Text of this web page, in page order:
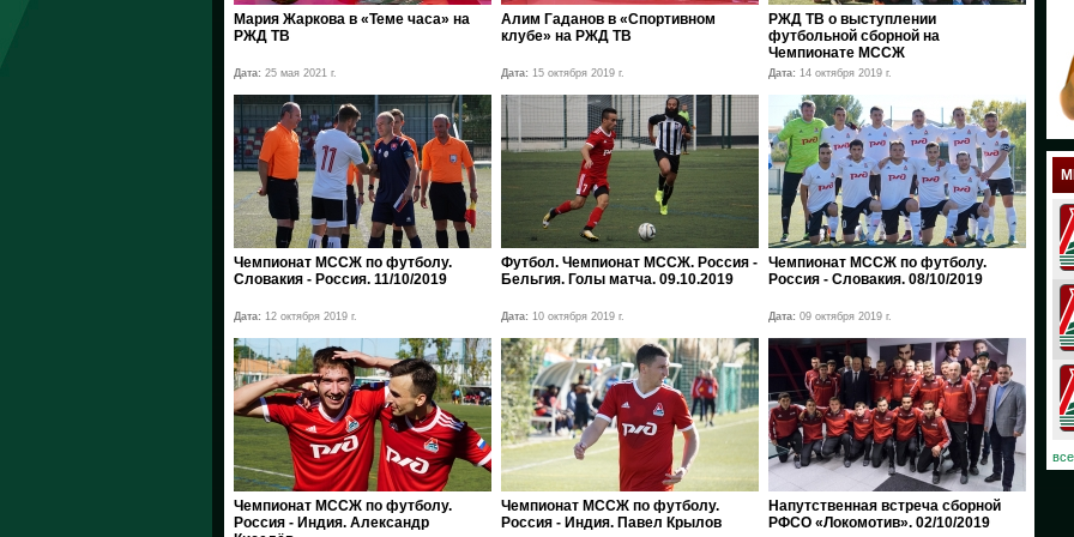
Мария Жаркова в «Теме часа» на
РЖД ТВ
Дата: 25 мая 2021 г.
Алим Гаданов в «Спортивном
клубе» на РЖД ТВ
Дата: 15 октября 2019 г.
РЖД ТВ о выступлении
футбольной сборной на
Чемпионате МССЖ
Дата: 14 октября 2019 г.
Чемпионат МССЖ по футболу.
Словакия - Россия. 11/10/2019
Дата: 12 октября 2019 г.
Футбол. Чемпионат МССЖ. Россия -
Бельгия. Голы матча. 09.10.2019
Дата: 10 октября 2019 г.
Чемпионат МССЖ по футболу.
Россия - Словакия. 08/10/2019
Дата: 09 октября 2019 г.
Чемпионат МССЖ по футболу.
Россия - Индия. Александр
Чемпионат МССЖ по футболу.
Россия - Индия. Павел Крылов
Напутственная встреча сборной
РФСО «Локомотив». 02/10/2019